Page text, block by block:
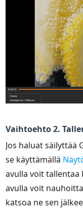
Vaihtoehto 2.
Jos haluat säilyttää
se käyttämällä
avulla voit tallentaa
avulla voit
katsoa ne sen